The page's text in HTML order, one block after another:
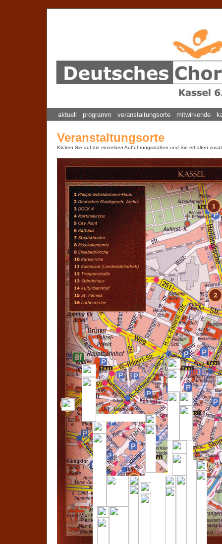
aktuell programm veranstaltungsorte mitwirkende
Veranstaltungsorte
Klicken Sie auf die einzelnen Aufführungsstätten und Sie erhalten